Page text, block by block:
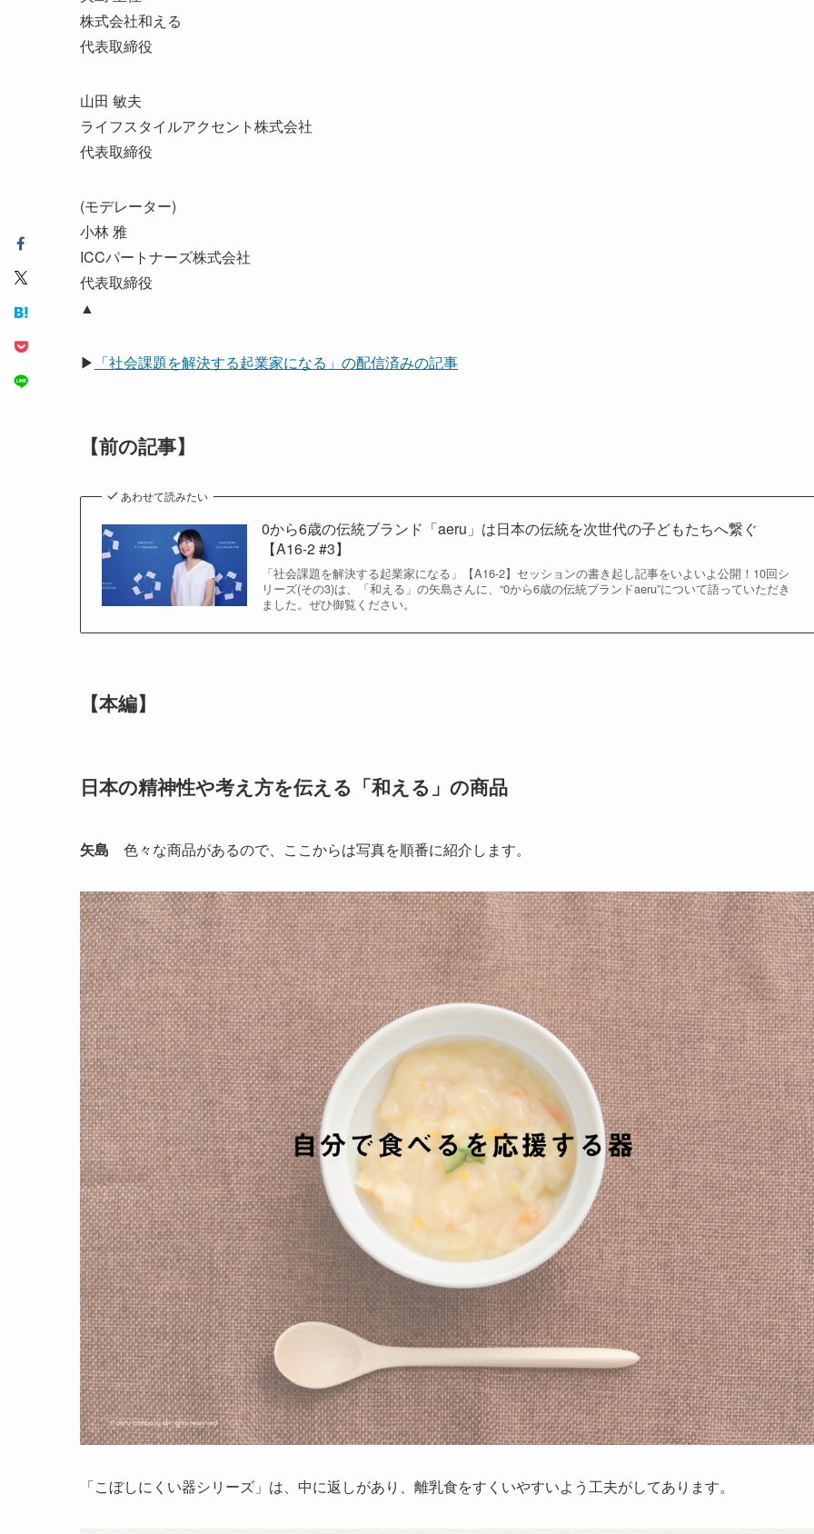
株式会社和える
代表取締役
山田 敏夫
ライフスタイルアクセント株式会社
代表取締役
(モデレーター)
小林 雅
ICCパートナーズ株式会社
代表取締役
▲
▶ 「社会課題を解決する起業家になる」の配信済みの記事
【前の記事】
あわせて読みたい
0から6歳の伝統ブランド「aeru」は日本の伝統を次世代の子どもたちへ繋ぐ
【A16-2 #3】
「社会課題を解決する起業家になる」【A16-2】セッションの書き起し記事をいよいよ公開！10回シ
リーズ(その3)は、「和える」の矢島さんに、“0から6歳の伝統ブランドaeru”について語っていただき
ました。ぜひ御覧ください。
【本編】
日本の精神性や考え方を伝える「和える」の商品
矢島 色々な商品があるので、ここからは写真を順番に紹介します。
「こぼしにくい器シリーズ」は、中に返しがあり、離乳食をすくいやすいよう工夫がしてあります。